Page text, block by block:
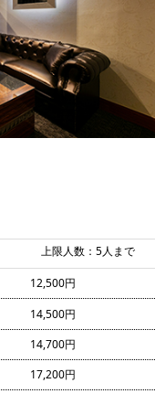
上限人数：5人まで
12,500円
14,500円
14,700円
17,200円